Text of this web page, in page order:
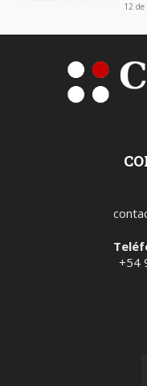
12
+54